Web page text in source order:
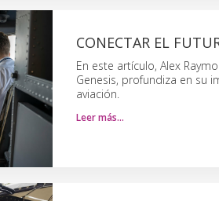
CONECTAR EL
En este artículo, Alex
Genesis, profundiza en su
aviación.
Leer más…